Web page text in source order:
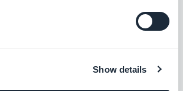
Show details